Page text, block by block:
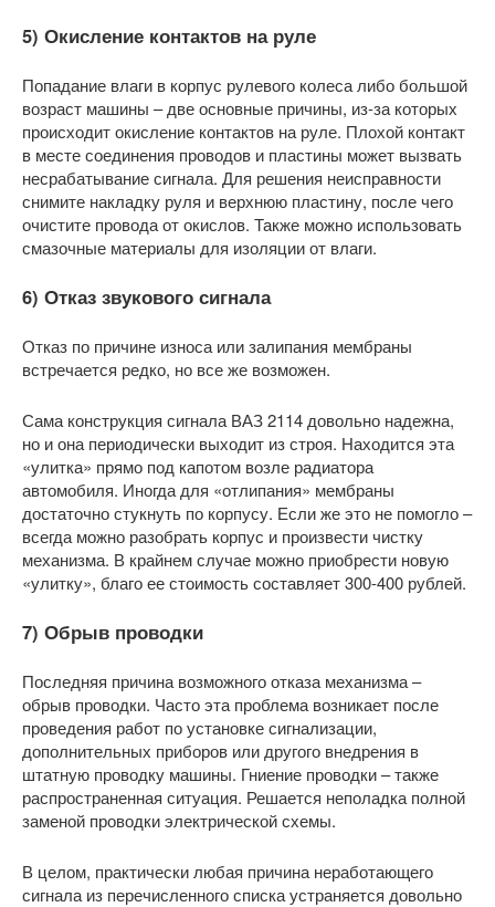
5) Окисление контактов на руле
Попадание влаги в корпус рулевого колеса либо большой
возраст машины – две основные причины, из-за которых
происходит окисление контактов на руле. Плохой контакт
в месте соединения проводов и пластины может вызвать
несрабатывание сигнала. Для решения неисправности
снимите накладку руля и верхнюю пластину, после чего
очистите провода от окислов. Также можно использовать
смазочные материалы для изоляции от влаги.
6) Отказ звукового сигнала
Отказ по причине износа или залипания мембраны
встречается редко, но все же возможен.
Сама конструкция сигнала ВАЗ 2114 довольно надежна,
но и она периодически выходит из строя. Находится эта
«улитка» прямо под капотом возле радиатора
автомобиля. Иногда для «отлипания» мембраны
достаточно стукнуть по корпусу. Если же это не помогло –
всегда можно разобрать корпус и произвести чистку
механизма. В крайнем случае можно приобрести новую
«улитку», благо ее стоимость составляет 300-400 рублей.
7) Обрыв проводки
Последняя причина возможного отказа механизма –
обрыв проводки. Часто эта проблема возникает после
проведения работ по установке сигнализации,
дополнительных приборов или другого внедрения в
штатную проводку машины. Гниение проводки – также
распространенная ситуация. Решается неполадка полной
заменой проводки электрической схемы.
В целом, практически любая причина неработающего
сигнала из перечисленного списка устраняется довольно